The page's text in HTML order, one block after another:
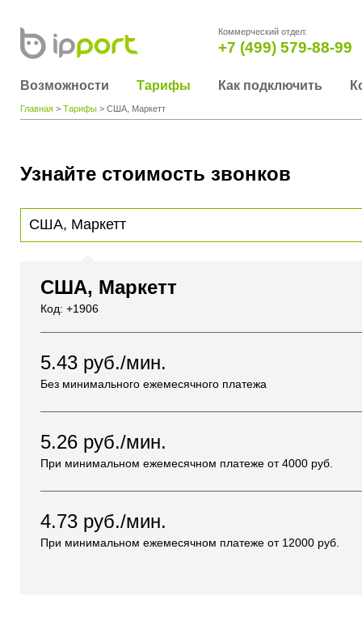
Коммерческий отдел:
+7 (499) 579-88-99
Возможности Тарифы Как подключить
Главная > Тарифы > США, Маркетт
Узнайте стоимость звонков
США, Маркетт
Код: +1906
5.43 руб./мин.
Без минимального ежемесячного платежа
5.26 руб./мин.
При минимальном ежемесячном платеже от4000 руб.
4.73 руб./мин.
При минимальном ежемесячном платеже от 12000 руб.